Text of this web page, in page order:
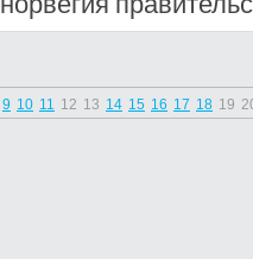
9 10 11 12 13 14 15 16 17 18 19